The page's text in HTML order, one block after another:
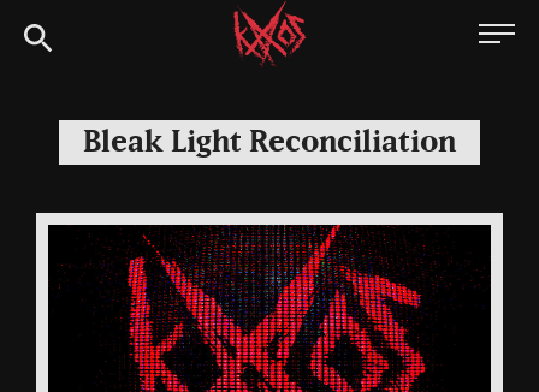
Siirry
suoraan
Kaaoszine
Bleak Light Reconciliation